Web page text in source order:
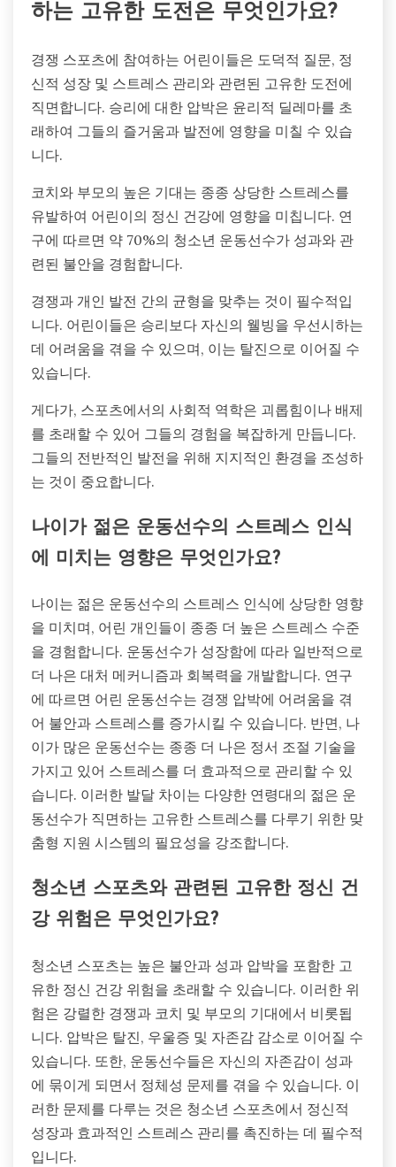
하는 고유한 도전은 무엇인가요?
경쟁 스포츠에 참여하는 어린이들은 도덕적 질문, 정
신적 성장 및 스트레스 관리와 관련된 고유한 도전에
직면합니다. 승리에 대한 압박은 윤리적 딜레마를 초
래하여 그들의 즐거움과 발전에 영향을 미칠 수 있습
니다.
코치와 부모의 높은 기대는 종종 상당한 스트레스를
유발하여 어린이의 정신 건강에 영향을 미칩니다. 연
구에 따르면 약 70%의 청소년 운동선수가 성과와 관
련된 불안을 경험합니다.
경쟁과 개인 발전 간의 균형을 맞추는 것이 필수적입
니다. 어린이들은 승리보다 자신의 웰빙을 우선시하는
데 어려움을 겪을 수 있으며, 이는 탈진으로 이어질 수
있습니다.
게다가, 스포츠에서의 사회적 역학은 괴롭힘이나 배제
를 초래할 수 있어 그들의 경험을 복잡하게 만듭니다.
그들의 전반적인 발전을 위해 지지적인 환경을 조성하
는 것이 중요합니다.
나이가 젊은 운동선수의 스트레스 인식
에 미치는 영향은 무엇인가요?
나이는 젊은 운동선수의 스트레스 인식에 상당한 영향
을 미치며, 어린 개인들이 종종 더 높은 스트레스 수준
을 경험합니다. 운동선수가 성장함에 따라 일반적으로
더 나은 대처 메커니즘과 회복력을 개발합니다. 연구
에 따르면 어린 운동선수는 경쟁 압박에 어려움을 겪
어 불안과 스트레스를 증가시킬 수 있습니다. 반면, 나
이가 많은 운동선수는 종종 더 나은 정서 조절 기술을
가지고 있어 스트레스를 더 효과적으로 관리할 수 있
습니다. 이러한 발달 차이는 다양한 연령대의 젊은 운
동선수가 직면하는 고유한 스트레스를 다루기 위한 맞
춤형 지원 시스템의 필요성을 강조합니다.
청소년 스포츠와 관련된 고유한 정신 건
강 위험은 무엇인가요?
청소년 스포츠는 높은 불안과 성과 압박을 포함한 고
유한 정신 건강 위험을 초래할 수 있습니다. 이러한 위
험은 강렬한 경쟁과 코치 및 부모의 기대에서 비롯됩
니다. 압박은 탈진, 우울증 및 자존감 감소로 이어질 수
있습니다. 또한, 운동선수들은 자신의 자존감이 성과
에 묶이게 되면서 정체성 문제를 겪을 수 있습니다. 이
러한 문제를 다루는 것은 청소년 스포츠에서 정신적
성장과 효과적인 스트레스 관리를 촉진하는 데 필수적
입니다.